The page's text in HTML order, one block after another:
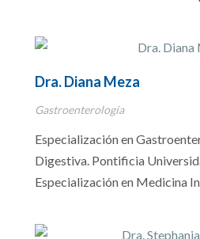
Dra. Diana Meza
Gastroenterología
Especialización en
Digestiva. Pontificia
Especialización en Medicina